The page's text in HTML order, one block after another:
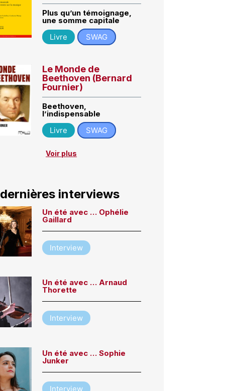
Plus qu’un témoignage,
une somme capitale
Livre
SWAG
Le Monde de
Beethoven (Bernard
Fournier)
Beethoven,
l’indispensable
Livre
SWAG
Voir plus
interviews
Un été avec … Ophélie
Gaillard
Interview
Un été avec … Arnaud
Thorette
Interview
Un été avec … Sophie
Junker
Interview